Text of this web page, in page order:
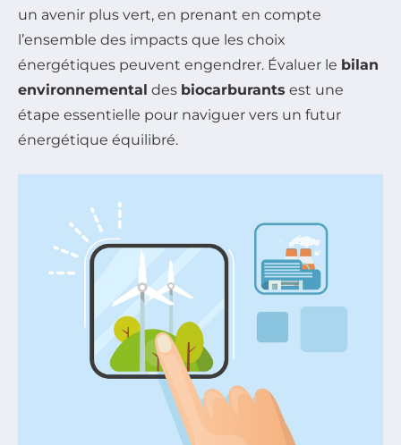
un avenir plus vert, en prenant en compte
l’ensemble des impacts que les choix
énergétiques peuvent engendrer. Évaluer le bilan
environnemental des biocarburants est une
étape essentielle pour naviguer vers un futur
énergétique équilibré.